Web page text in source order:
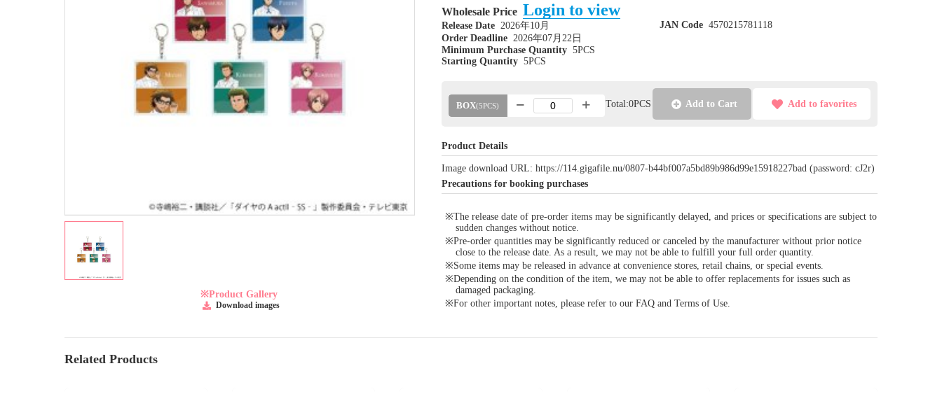
※Product Gallery
Download images
Wholesale Price Login to view
Release Date 2026年10月
Order Deadline 2026年07月22日
Minimum Purchase Quantity 5PCS
Starting Quantity 5PCS
JAN Code 4570215781118
BOX(5PCS) Total:0PCS Add to Cart Add to favorites
Product Details
Image download URL: https://114.gigafile.nu/0807-b44bf007a5bd89b986d99e15918227bad (password: cJ2r)
Precautions for booking purchases
※The release date of pre-order items may be significantly delayed, and prices or specifications are subject to
sudden changes without notice.
※Pre-order quantities may be significantly reduced or canceled by the manufacturer without prior notice
close to the release date. As a result, we may not be able to fulfill your full order quantity.
※Some items may be released in advance at convenience stores, retail chains, or special events.
※Depending on the condition of the item, we may not be able to offer replacements for issues such as
damaged packaging.
※For other important notes, please refer to our FAQ and Terms of Use.
Related Products